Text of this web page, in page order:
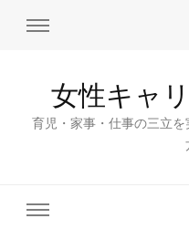
女性キャ
育児・家事・仕事の三立